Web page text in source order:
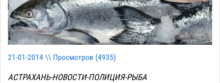
21-01-2014 \\ Просмотров (4935)
АСТРАХАНЬ-НОВОСТИ-ПОЛИЦИЯ-РЫБА